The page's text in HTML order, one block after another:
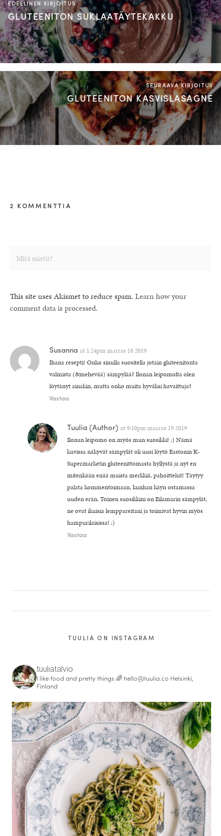
EDELLINEN KIRJOITUS
GLUTEENITON SUKLAATÄYTEKAKKU
SEURAAVA KIRJOITUS
GLUTEENITON KASVISLASAGNE
2 KOMMENTTIA
This site uses Akismet to reduce spam. Learn how your
comment data is processed.
Susanna at 1:24pm marras 18 2019
Ihana resepti! Onko sinulla suositella jotain gluteenitonta
valmista (&mehevää) sämpylää? Ilonan leipomolta olen
löytänyt ainakin, mutta onko muita hyväksi havaittuja?
Vastaa
Tuulia (Author) at9:10pm marras 19 2019
Ilonan leipomo on myös mun suosikki! :) Nämä
kuvissa näkyvät sämpylät oli uusi löytö Eastonin K-
Supermarketin gluteenittomasta hyllystä ja nyt en
mitenkään enää muista merkkiä, pahoittelut! Täytyy
palata kommentoimaan, kunhan käyn ostamassa
uuden erän. Toinen suosikkini on Eilamarin sämpylät,
ne ovat ikuisia lemppareitani ja toimivat hyvin myös
hampurilaisissa! :)
Vastaa
TUULIA ON INSTAGRAM
tuuliatalvio
I like food and pretty things 🌈 hello@tuulia.co Helsinki,
Finland